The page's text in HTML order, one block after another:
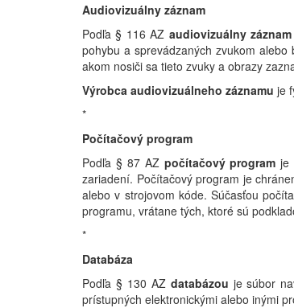
Audiovizuálny záznam
Podľa § 116 AZ audiovizuálny záznam
pohybu a sprevádzaných zvukom
akom nosiči sa tieto zvuky a obrazy
Výrobca audiovizuálneho záznamu je
*
Počítačový program
Podľa § 87 AZ počítačový program je
zariadení. Počítačový program je
alebo v strojovom kóde. Súčasťou
programu, vrátane tých, ktoré sú
*
Databáza
Podľa § 130 AZ databázou je súbor
prístupných elektronickými alebo inými